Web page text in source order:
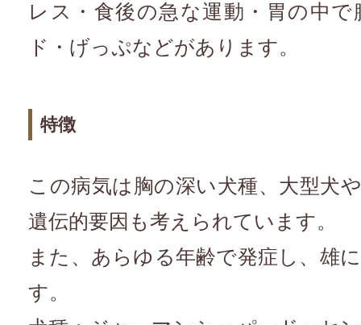
レス・食後の急な運動・胃の中
ド・げっぷなどがあります。
特徴
この病気は胸の深い犬種、大型犬
遺伝的要因も考えられています。
また、あらゆる年齢で発症し、雄
す。